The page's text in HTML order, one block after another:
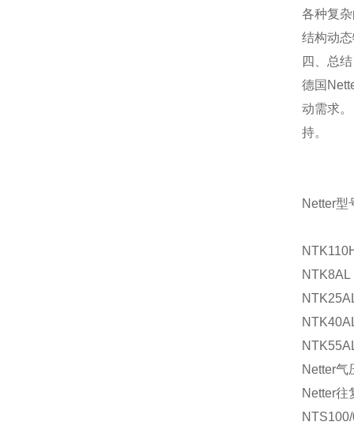
各种复
结构动
四、总结
德国
动需求
持。
Netter型
NTK8AL
Netter气
Netter往